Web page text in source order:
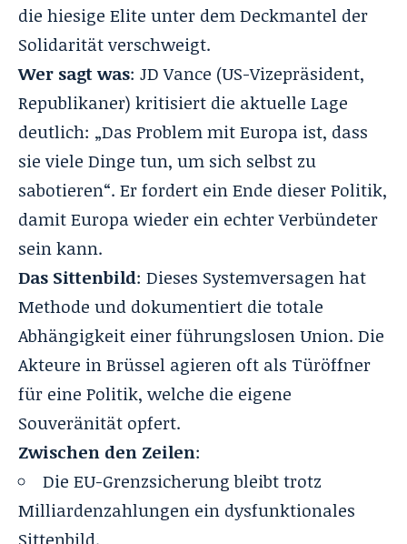
die hiesige Elite unter dem Deckmantel der
Solidarität verschweigt.
Wer sagt was: JD Vance (US-Vizepräsident,
Republikaner) kritisiert die aktuelle Lage
deutlich: „Das Problem mit Europa ist, dass
sie viele Dinge tun, um sich selbst zu
sabotieren“. Er fordert ein Ende dieser Politik,
damit Europa wieder ein echter Verbündeter
sein kann.
Das Sittenbild: Dieses Systemversagen hat
Methode und dokumentiert die totale
Abhängigkeit einer führungslosen Union. Die
Akteure in Brüssel agieren oft als Türöffner
für eine Politik, welche die eigene
Souveränität opfert.
Zwischen den Zeilen:
Die EU-Grenzsicherung bleibt trotz
Milliardenzahlungen ein dysfunktionales